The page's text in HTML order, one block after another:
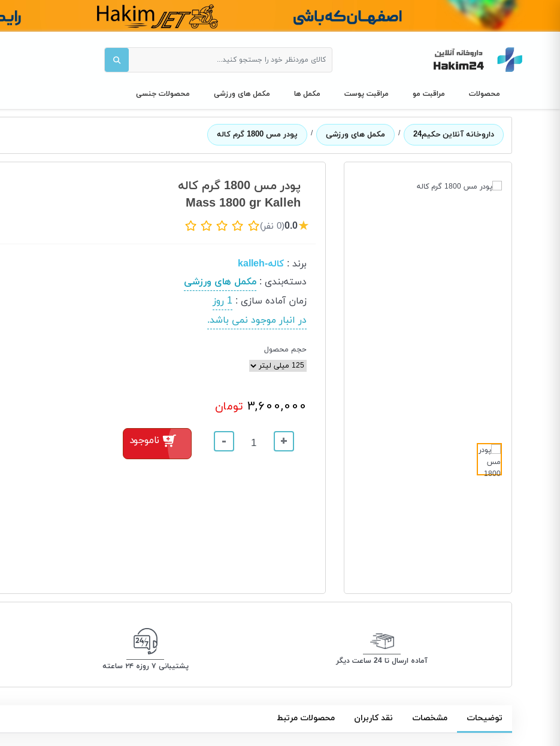
محصولات مراقبت مو مراقبت پوست مکمل ها مکمل های ورزشی محصولات جنسی
داروخانه آنلاین حکیم24 / مکمل های ورزشی / پودر مس 1800 گرم کاله
پودر مس 1800 گرم کاله
Mass 1800 gr Kalleh
★
0.0(0 نفر)
برند :کاله-kalleh
دسته‌بندی :مکمل های ورزشی
زمان آماده سازی :1 روز
در انبار موجود نمی باشد.
حجم محصول
3,600,000 تومان
+
- ناموجود
آماده ارسال تا 24 ساعت دیگر پشتیبانی ۷ روزه ۲۴ ساعته
توضیحات مشخصات نقد کاربران محصولات مرتبط